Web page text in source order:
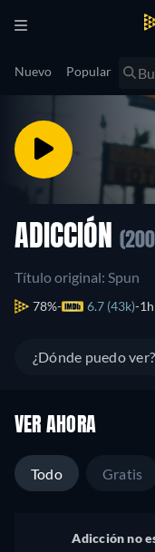
Nuevo Popular
ADICCIÓN
Título original: Spun
78% 6.7 (43k)
¿Dónde puedo ver?
VER AHORA
Todo Gratis
Adicción no